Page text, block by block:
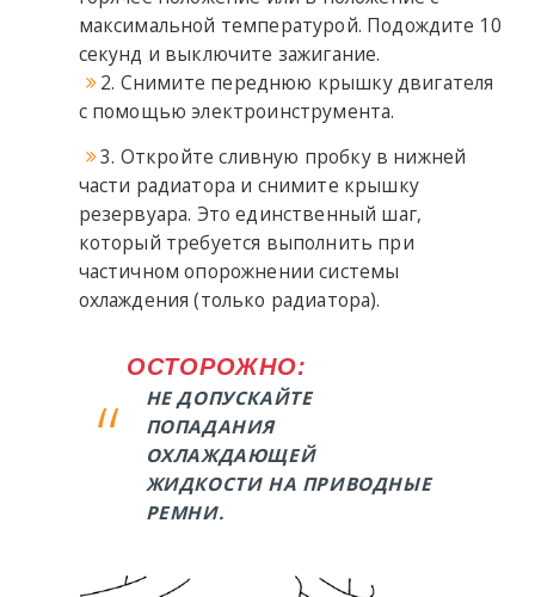
максимальной температурой. Подождите 10
секунд и выключите зажигание.
2. Снимите переднюю крышку двигателя
с помощью электроинструмента.
3. Откройте сливную пробку в нижней
части радиатора и снимите крышку
резервуара. Это единственный шаг,
который требуется выполнить при
частичном опорожнении системы
охлаждения (только радиатора).
ОСТОРОЖНО:
НЕ ДОПУСКАЙТЕ
ПОПАДАНИЯ
ОХЛАЖДАЮЩЕЙ
ЖИДКОСТИ НА ПРИВОДНЫЕ
РЕМНИ.